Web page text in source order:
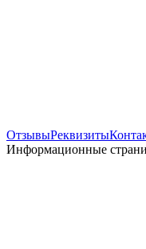
ОтзывыРеквизиты
Информационные